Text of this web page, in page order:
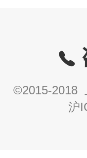
©2015-2018
沪